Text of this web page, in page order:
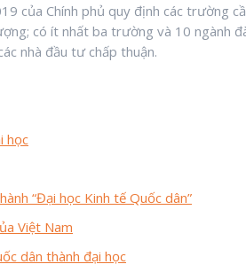
của Chính phủ quy định các trường
có ít nhất ba trường và 10 ngành
nhà đầu tư chấp thuận.
học
“Đại học Kinh tế Quốc dân”
Việt Nam
dân thành đại học